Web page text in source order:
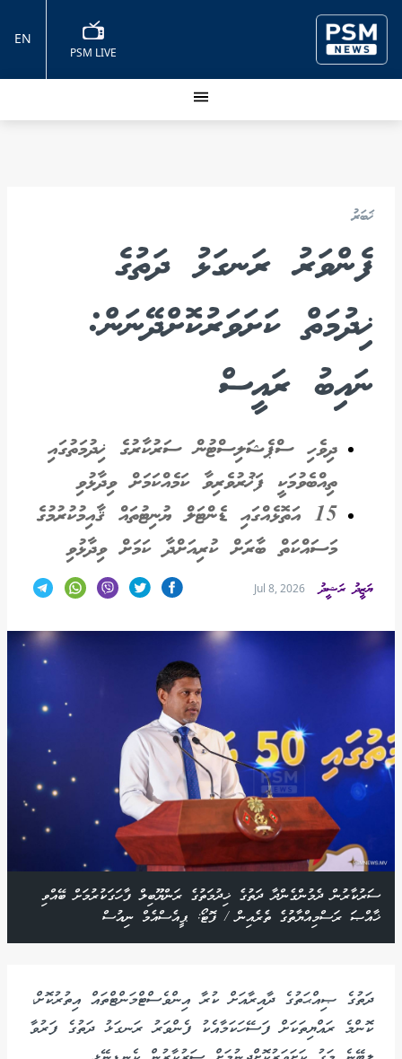
PSM LIVE
EN
ޚަބަރު
ފެންވަރު ރަނގަޅު ދަތުގެ
ޚިދުމަތް ކަށަވަރުކޮށްދޭނަން:
ނައިބު ރައީސް
ދިވެހި ސްޕެޝަލިސްޓުން ސަރުކާރުގެ ޚިދުމަތުގައި
ތިއްބެވުމަކީ ފަޚުރުވެރިވާ ކަމެއްކަމަށް ވިދާޅުވި
15 އަތޮޅެއްގައި ޑެންޓަލް ޔުނިޓުތައް ޤާއިމުކުރުމުގެ
މަސައްކަތް ބާރަށް ކުރިއަށްދާ ކަމަށް ވިދާޅުވި
ޔަޒީދު ރަޝީދު Jul 8, 2026
ސަރުކާރުން ދެމުންގެންދާ ދަތުގެ ޚިދުމަތުގެ ރަންޔޫބިލް ފާހަގަކުރުމަށް ބޭއްވި
ޚާއްޞަ ރަސްމިއްޔާތުގެ ތެރެއިން / ފޮޓޯ: ޕީއެސްއެމް ނިއުސް
ދަތުގެ ޞިއްޙަތުގެ ދާއިރާއަށް ކުރާ އިންވެސްޓްމަންޓްތައް އިތުރުކޮށް،
ކޮންމެ ރައްޔިތަކަށް ފަސޭހަކަމާއެކު ފެންވަރު ރަނގަޅު ދަތުގެ ފަރުވާ